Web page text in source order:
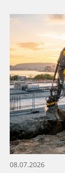
08.07.2026